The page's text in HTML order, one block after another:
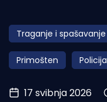
Obala
Otoci
Turizam i nautika
Pomorstvo
Traganje i spašavanje
Primošten Policija
17 svibnja 2026